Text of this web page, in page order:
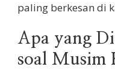
paling berkesan di
Apa yang
soal Musim